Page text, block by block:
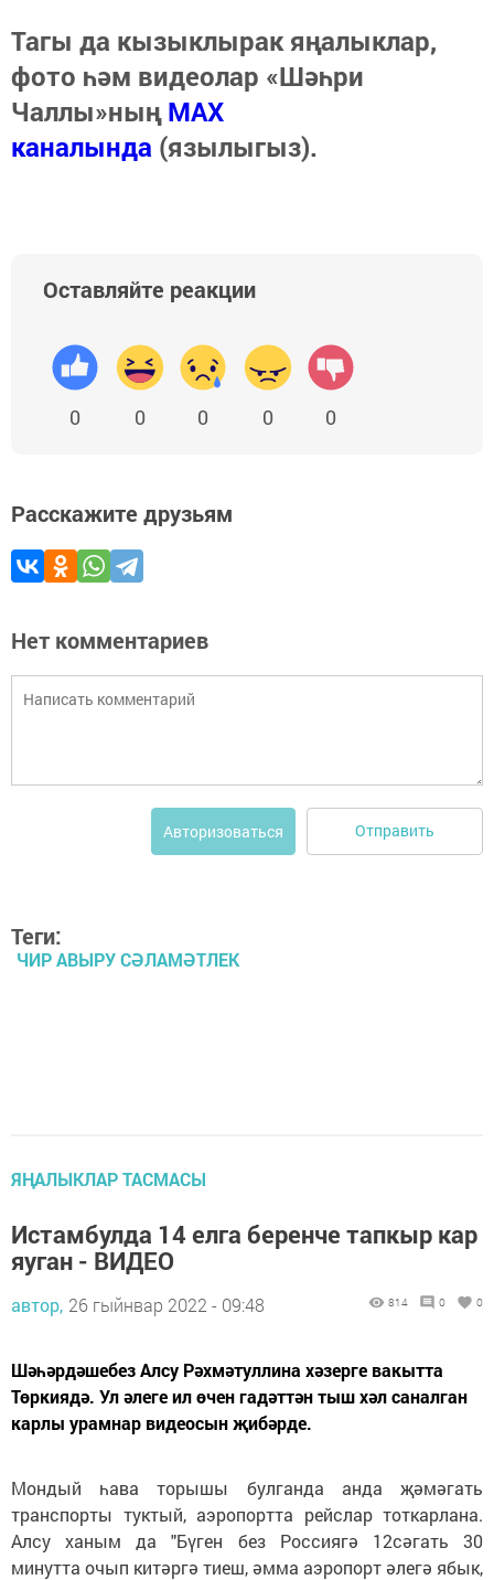
Тагы да кызыклырак яңалыклар,
фото һәм видеолар «Шәһри
Чаллы»ныңMAX
каналында (язылыгыз).
Оставляйте реакции
0 0 0 0 0
Расскажите друзьям
Нет комментариев
Авторизоваться Отправить
Теги:
ЧИР АВЫРУ СӘЛАМӘТЛЕК
ЯҢАЛЫКЛАР ТАСМАСЫ
Истамбулда 14 елга беренче тапкыр кар
яуган - ВИДЕО
автор, 26 гыйнвар 2022 - 09:48 814 0 0
Шәһәрдәшебез Алсу Рәхмәтуллина хәзерге вакытта
Төркиядә. Ул әлеге ил өчен гадәттән тыш хәл саналган
карлы урамнар видеосын җибәрде.
Мондый һава торышы булганда анда җәмәгать
транспорты туктый, аэропортта рейслар тоткарлана.
Алсу ханым да "Бүген без Россиягә 12сәгать 30
минутта очып китәргә тиеш, әмма аэропорт әлегә ябык,